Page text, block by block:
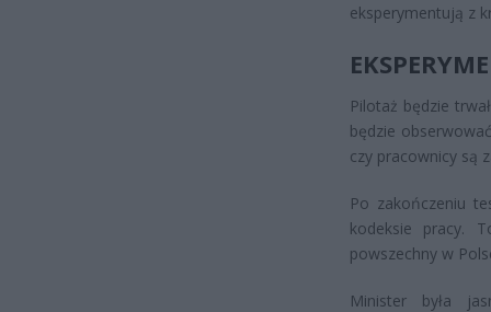
eksperymentują z
Pilotaż będzie
będzie
czy pracownicy są
Po zakończeniu
kodeksie pracy.
powszechny w
Minister była